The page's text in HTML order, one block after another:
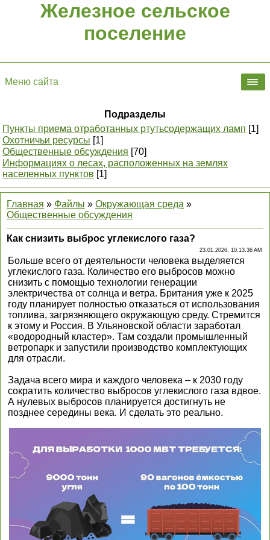
Железное сельское
поселение
Меню сайта
Подразделы
Пункты приема отработанных ртутьсодержащих ламп [1]
Охотничьи ресурсы [1]
Общественные обсуждения [70]
Информациях о лесах, расположенных на землях
населенных пунктов [1]
Главная » Файлы » Окружающая среда »
Общественные обсуждения
Как снизить выброс углекислого газа?
23.01.2026, 10.13.36 AM
Больше всего от деятельности человека выделяется
углекислого газа. Количество его выбросов можно
снизить с помощью технологии генерации
электричества от солнца и ветра. Британия уже к 2025
году планирует полностью отказаться от использования
топлива, загрязняющего окружающую среду. Стремится
к этому и Россия. В Ульяновской области заработал
«водородный кластер». Там создали промышленный
ветропарк и запустили производство комплектующих
для отрасли.
Задача всего мира и каждого человека – к 2030 году
сократить количество выбросов углекислого газа вдвое.
А нулевых выбросов планируется достигнуть не
позднее середины века. И сделать это реально.